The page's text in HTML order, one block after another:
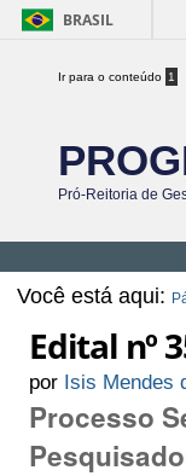
BRASIL
Ir para o conteúdo 1
Pró-Reitoria de
Você está aqui:
Edital nº
por Isis Mendes
Processo